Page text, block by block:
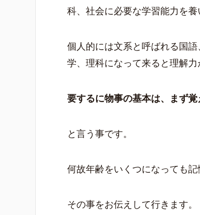
科、社会に必要な学習能力を養
個人的には文系と呼ばれる国
学、理科になって来ると理解
要するに物事の基本は、まず
と言う事です。
何故年齢をいくつになっても
その事をお伝えして行きます。